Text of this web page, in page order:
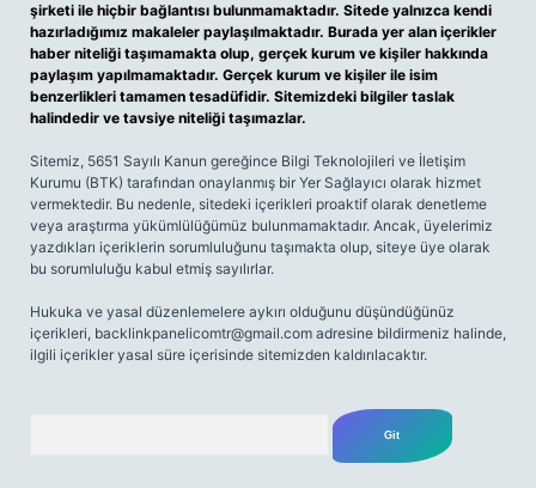
şirketi ile hiçbir bağlantısı bulunmamaktadır. Sitede yalnızca kendi
hazırladığımız makaleler paylaşılmaktadır. Burada yer alan içerikler
haber niteliği taşımamakta olup, gerçek kurum ve kişiler hakkında
paylaşım yapılmamaktadır. Gerçek kurum ve kişiler ile isim
benzerlikleri tamamen tesadüfidir. Sitemizdeki bilgiler taslak
halindedir ve tavsiye niteliği taşımazlar.
Sitemiz, 5651 Sayılı Kanun gereğince Bilgi Teknolojileri ve İletişim
Kurumu (BTK) tarafından onaylanmış bir Yer Sağlayıcı olarak hizmet
vermektedir. Bu nedenle, sitedeki içerikleri proaktif olarak denetleme
veya araştırma yükümlülüğümüz bulunmamaktadır. Ancak, üyelerimiz
yazdıkları içeriklerin sorumluluğunu taşımakta olup, siteye üye olarak
bu sorumluluğu kabul etmiş sayılırlar.
Hukuka ve yasal düzenlemelere aykırı olduğunu düşündüğünüz
içerikleri, backlinkpanelicomtr@gmail.com adresine bildirmeniz halinde,
ilgili içerikler yasal süre içerisinde sitemizden kaldırılacaktır.